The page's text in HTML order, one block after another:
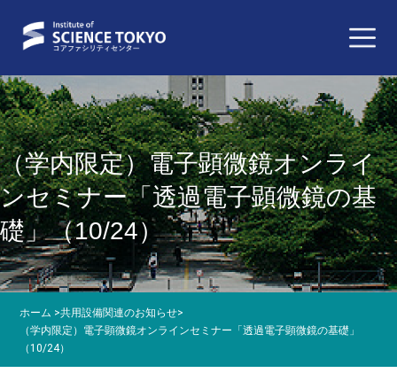
ホーム >共用設備関連のお知らせ>
（学内限定）電子顕微鏡オンラインセミナー「透過電子顕微鏡の基礎」
（10/24）
（学内限定）電子顕微鏡オンライ
ンセミナー「透過電子顕微鏡の基
礎」（10/24）